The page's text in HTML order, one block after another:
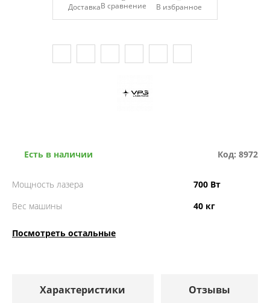
Есть в наличии Код: 8972
Мощность лазера
700 Вт
Вес машины
40 кг
Посмотреть остальные
ДоставкаВ сравнение
Характеристики Отзывы